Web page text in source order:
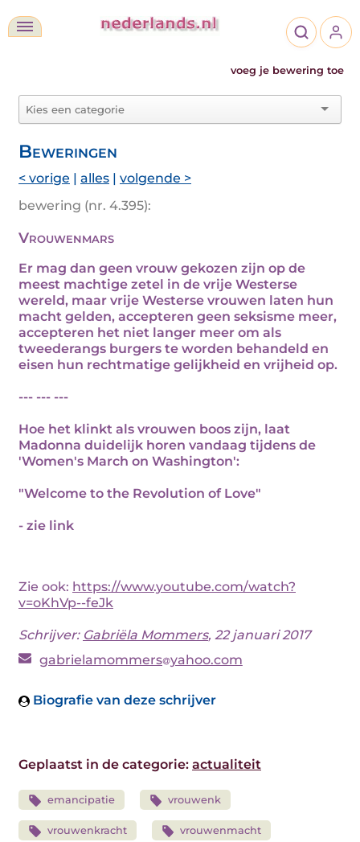
voeg je bewering toe
Beweringen
< vorige | alles | volgende >
bewering (nr. 4.395):
Vrouwenmars
Er mag dan geen vrouw gekozen zijn op de
meest machtige zetel in de vrije Westerse
wereld, maar vrije Westerse vrouwen laten hun
macht gelden, accepteren geen seksisme meer,
accepteren het niet langer meer om als
tweederangs burgers te worden behandeld en
eisen hun rechtmatige gelijkheid en vrijheid op.
--- --- ---
Hoe het klinkt als vrouwen boos zijn, laat
Madonna duidelijk horen vandaag tijdens de
'Women's March on Washington':
"Welcome to the Revolution of Love"
- zie link
Zie ook: https://www.youtube.com/watch?
v=oKhVp--feJk
Schrijver: Gabriëla Mommers, 22 januari 2017
gabrielamommers yahoo.com
Biografie van deze schrijver
Geplaatst in de categorie: actualiteit
emancipatie vrouwenk
vrouwenkracht vrouwenmacht